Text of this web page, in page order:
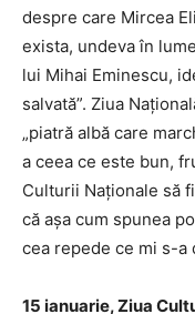
despre care Mircea
exista, undeva în
lui Mihai Eminescu,
salvată”. Ziua
„piatră albă care
a ceea ce este bun,
Culturii Naționale să
că așa cum spunea
cea repede ce mi s-a
15 ianuarie, Ziua